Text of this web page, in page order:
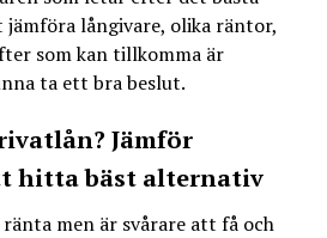
långivare, olika räntor,
som kan tillkomma är
ta ett bra beslut.
Jämför
hitta bäst alternativ
men är svårare att få och